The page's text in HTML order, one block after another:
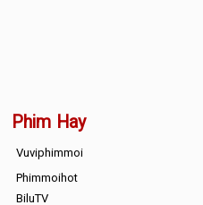
Phim Hay
Vuviphimmoi
Phimmoihot
BiluTV